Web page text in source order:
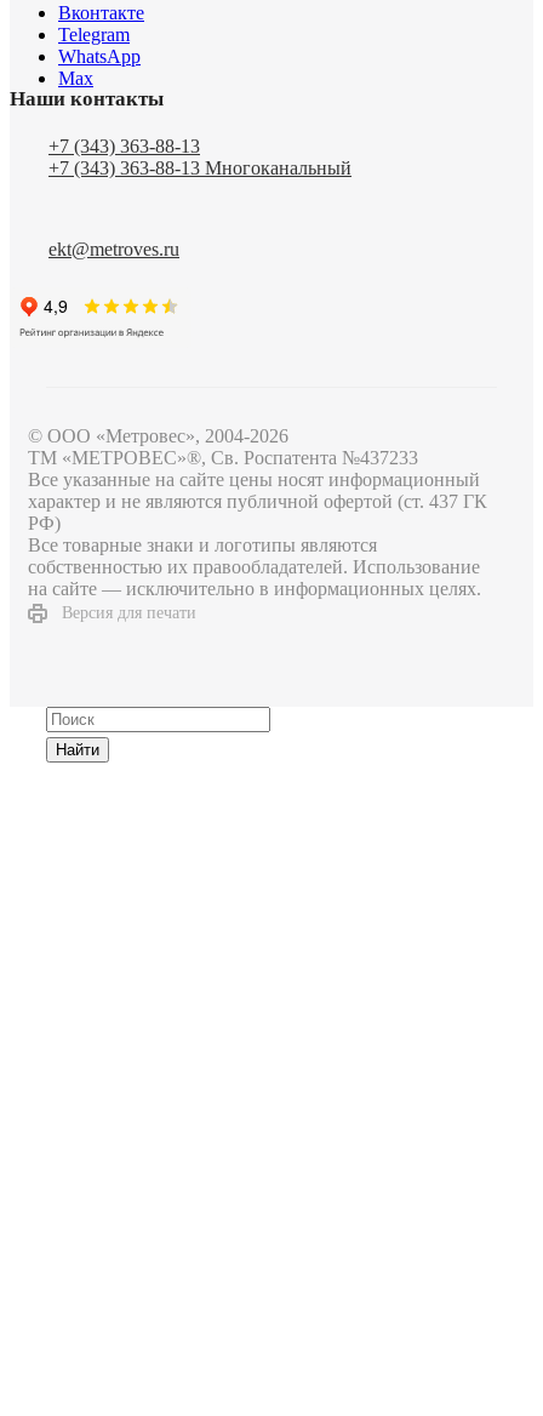
Вконтакте
Telegram
WhatsApp
Max
Наши контакты
+7 (343) 363-88-13
+7 (343) 363-88-13 Многоканальный
ekt@metroves.ru
© ООО «Метровес», 2004-2026
ТМ «МЕТРОВЕС»®, Св. Роспатента №4​3​7​2​3​3
Все указанные на сайте цены носят информационный
характер и не являются публичной офертой (ст. 437 ГК
РФ)
Все товарные знаки и логотипы являются
собственностью их правообладателей. Использование
на сайте — исключительно в информационных целях.
Версия для печати
Найти